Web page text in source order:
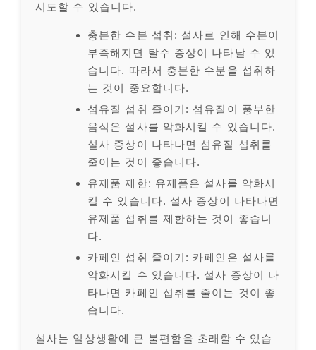
시도할 수 있습니다.
충분한 수분 섭취: 설사로 인해 수분이
부족해지면 탈수 증상이 나타날 수 있
습니다. 따라서 충분한 수분을 섭취하
는 것이 중요합니다.
섬유질 섭취 줄이기: 섬유질이 풍부한
음식은 설사를 악화시킬 수 있습니다.
설사 증상이 나타나면 섬유질 섭취를
줄이는 것이 좋습니다.
유제품 제한: 유제품은 설사를 악화시
킬 수 있습니다. 설사 증상이 나타나면
유제품 섭취를 제한하는 것이 좋습니
다.
카페인 섭취 줄이기: 카페인은 설사를
악화시킬 수 있습니다. 설사 증상이 나
타나면 카페인 섭취를 줄이는 것이 좋
습니다.
설사는 일상생활에 큰 불편함을 초래할 수 있습